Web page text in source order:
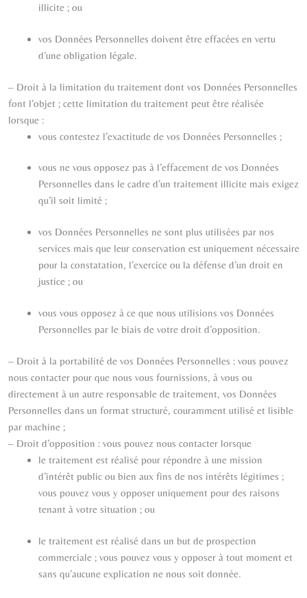
illicite ; ou
vos Données Personnelles doivent être effacées en vertu
d’une obligation légale.
– Droit à la limitation du traitement dont vos Données Personnelles
font l’objet ; cette limitation du traitement peut être réalisée
lorsque :
vous contestez l’exactitude de vos Données Personnelles ;
vous ne vous opposez pas à l’effacement de vos Données
Personnelles dans le cadre d’un traitement illicite mais exigez
qu’il soit limité ;
vos Données Personnelles ne sont plus utilisées par nos
services mais que leur conservation est uniquement nécessaire
pour la constatation, l’exercice ou la défense d’un droit en
justice ; ou
vous vous opposez à ce que nous utilisions vos Données
Personnelles par le biais de votre droit d’opposition.
– Droit à la portabilité de vos Données Personnelles : vous pouvez
nous contacter pour que nous vous fournissions, à vous ou
directement à un autre responsable de traitement, vos Données
Personnelles dans un format structuré, couramment utilisé et lisible
par machine ;
– Droit d’opposition : vous pouvez nous contacter lorsque
le traitement est réalisé pour répondre à une mission
d’intérêt public ou bien aux fins de nos intérêts légitimes ;
vous pouvez vous y opposer uniquement pour des raisons
tenant à votre situation ; ou
le traitement est réalisé dans un but de prospection
commerciale ; vous pouvez vous y opposer à tout moment et
sans qu’aucune explication ne nous soit donnée.